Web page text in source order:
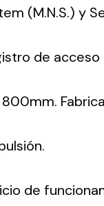
(M.N.S.) y
de
de